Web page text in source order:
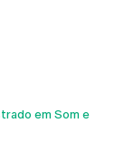
em Som e